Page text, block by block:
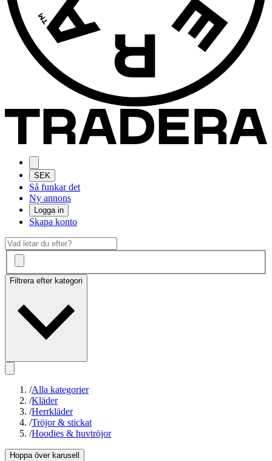
SEK
Så funkar det
Ny annons
Logga in
Skapa konto
Filtrera efter kategori
/Alla kategorier
/Kläder
/Herrkläder
/Tröjor & stickat
/Hoodies & huvtröjor
Hoppa över karusell